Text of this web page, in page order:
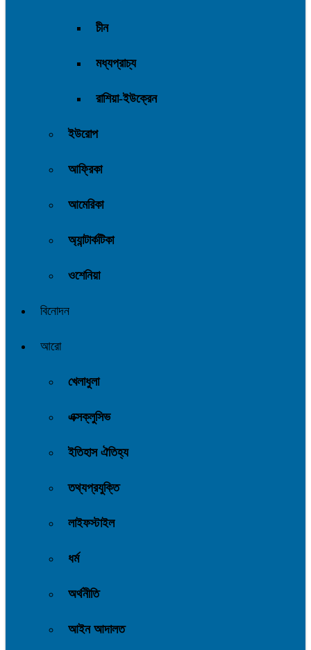
চীন
মধ্যপ্রাচ্য
রাশিয়া-ইউক্রেন
ইউরোপ
আফ্রিকা
আমেরিকা
অ্যান্টার্কটিকা
ওশেনিয়া
বিনোদন
আরো
খেলাধুলা
এক্সক্লুসিভ
ইতিহাস ঐতিহ্য
তথ্যপ্রযুক্তি
লাইফস্টাইল
ধর্ম
অর্থনীতি
আইন আদালত